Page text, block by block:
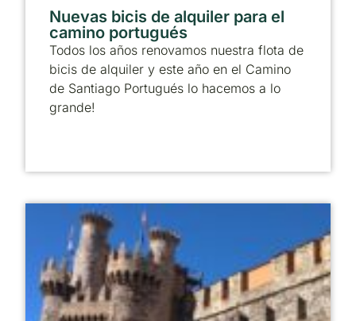
Nuevas bicis de alquiler para el
camino portugués
Todos los años renovamos nuestra flota de
bicis de alquiler y este año en el Camino
de Santiago Portugués lo hacemos a lo
grande!